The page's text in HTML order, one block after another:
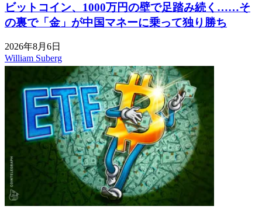
ビットコイン、1000万円の壁で足踏み続く……そ
の裏で「金」が中国マネーに乗って独り勝ち
2026年8月6日
William Suberg